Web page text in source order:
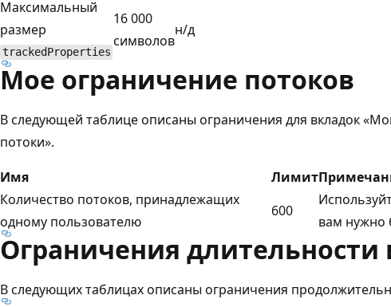
Максимальный
размер
trackedProperties
16 000
символов
н/д
Мое ограничение потоков
В следующей таблице описаны ограничения для вкладок
потоки».
Имя
Лимит
Количество потоков, принадлежащих
одному пользователю
600
вам нужно
Ограничения длительности
В следующих таблицах описаны ограничения